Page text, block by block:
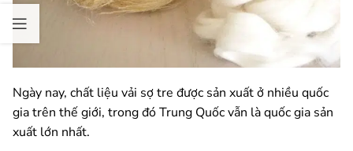
Ngày nay, chất liệu vải sợ tre được sản xuất ở nhiều quốc
gia trên thế giới, trong đó Trung Quốc vẫn là quốc gia sản
xuất lớn nhất.